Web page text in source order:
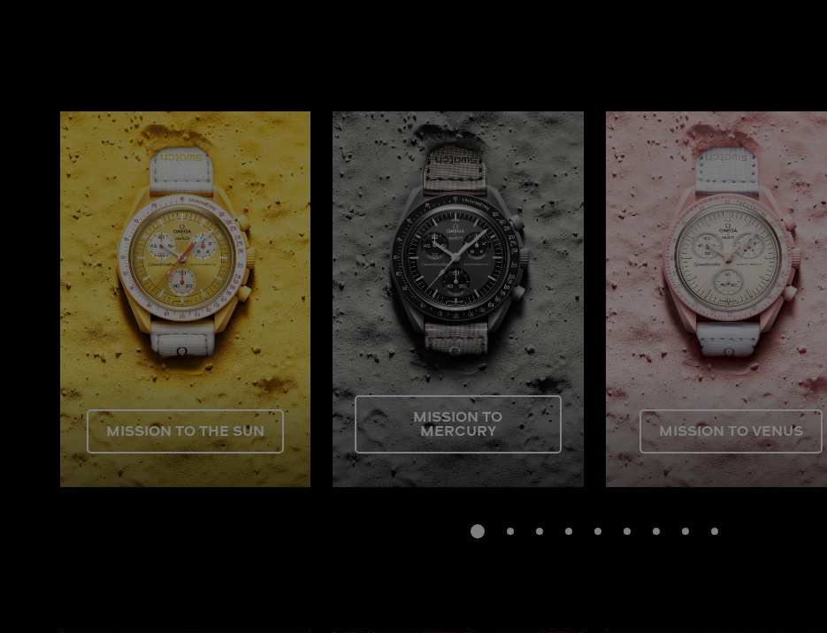
MISSION TO THE SUN
MISSION TO
MERCURY
MISSION TO VENUS